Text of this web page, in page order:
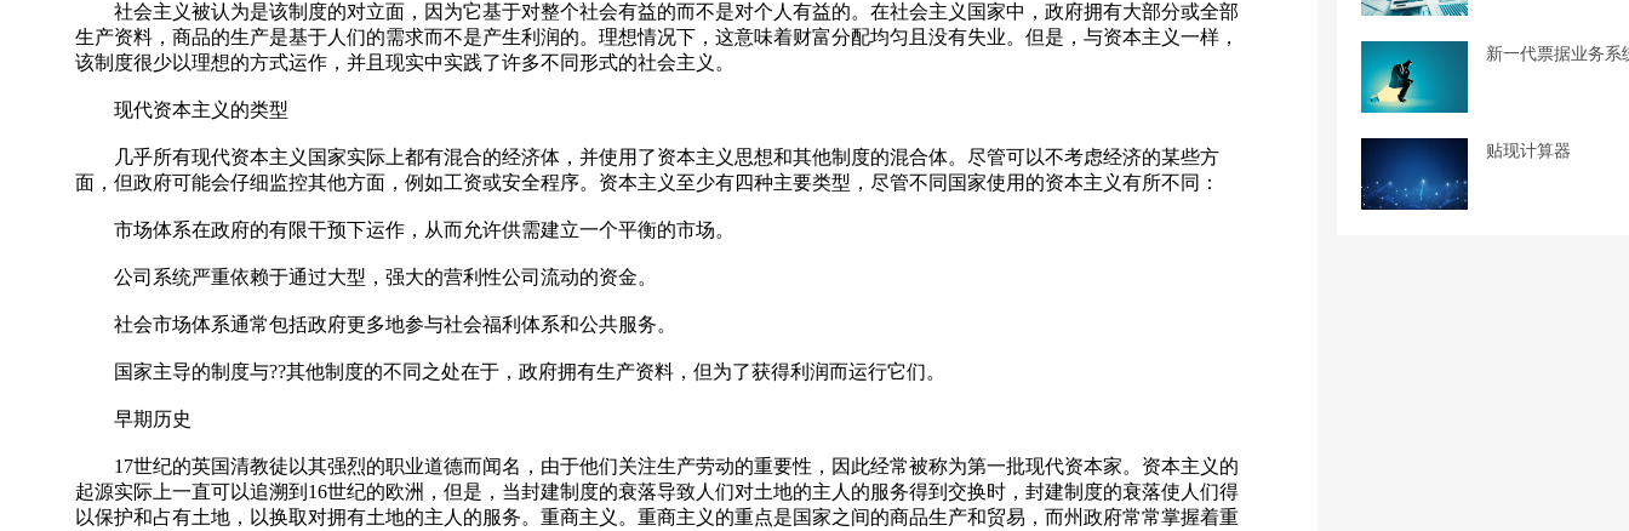
社会主义被认为是该制度的对立面，因为它基于对整个社会有益的而不是对个人有益的。在社会主义国家中，政府拥有大部分或全部
生产资料，商品的生产是基于人们的需求而不是产生利润的。理想情况下，这意味着财富分配均匀且没有失业。但是，与资本主义一样，
该制度很少以理想的方式运作，并且现实中实践了许多不同形式的社会主义。
现代资本主义的类型
几乎所有现代资本主义国家实际上都有混合的经济体，并使用了资本主义思想和其他制度的混合体。尽管可以不考虑经济的某些方
面，但政府可能会仔细监控其他方面，例如工资或安全程序。资本主义至少有四种主要类型，尽管不同国家使用的资本主义有所不同：
市场体系在政府的有限干预下运作，从而允许供需建立一个平衡的市场。
公司系统严重依赖于通过大型，强大的营利性公司流动的资金。
社会市场体系通常包括政府更多地参与社会福利体系和公共服务。
国家主导的制度与??其他制度的不同之处在于，政府拥有生产资料，但为了获得利润而运行它们。
早期历史
17世纪的英国清教徒以其强烈的职业道德而闻名，由于他们关注生产劳动的重要性，因此经常被称为第一批现代资本家。资本主义的
起源实际上一直可以追溯到16世纪的欧洲，但是，当封建制度的衰落导致人们对土地的主人的服务得到交换时，封建制度的衰落使人们得
以保护和占有土地，以换取对拥有土地的主人的服务。重商主义。重商主义的重点是国家之间的商品生产和贸易，而州政府常常掌握着重
新一代票据业务系
贴现计算器